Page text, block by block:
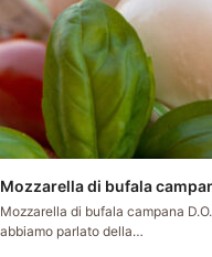
Mozzarella di bufala
Mozzarella di bufala campana
abbiamo parlato della…